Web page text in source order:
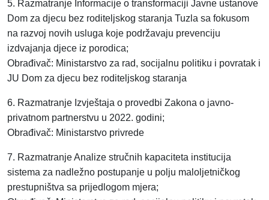
5. Razmatranje Informacije o transformaciji Javne ustanove
Dom za djecu bez roditeljskog staranja Tuzla sa fokusom
na razvoj novih usluga koje podržavaju prevenciju
izdvajanja djece iz porodica;
Obrađivač: Ministarstvo za rad, socijalnu politiku i povratak i
JU Dom za djecu bez roditeljskog staranja
6. Razmatranje Izvještaja o provedbi Zakona o javno-
privatnom partnerstvu u 2022. godini;
Obrađivač: Ministarstvo privrede
7. Razmatranje Analize stručnih kapaciteta institucija
sistema za nadležno postupanje u polju maloljetničkog
prestupništva sa prijedlogom mjera;